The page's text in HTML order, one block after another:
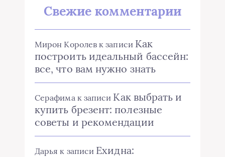
Свежие комментарии
Мирон Королев к записи Как
построить идеальный бассейн:
все, что вам нужно знать
Серафимак записи Как выбрать и
купить брезент: полезные
советы и рекомендации
Дарья к записи Ехидна: